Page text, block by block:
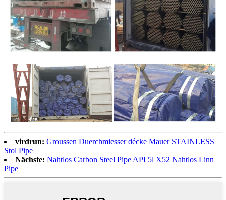
virdrun: Groussen Duerchmiesser décke Mauer STAINLESS
Stol Pipe
Nächste: Nahtlos Carbon Steel Pipe API 5l X52 Nahtlos Linn
Pipe